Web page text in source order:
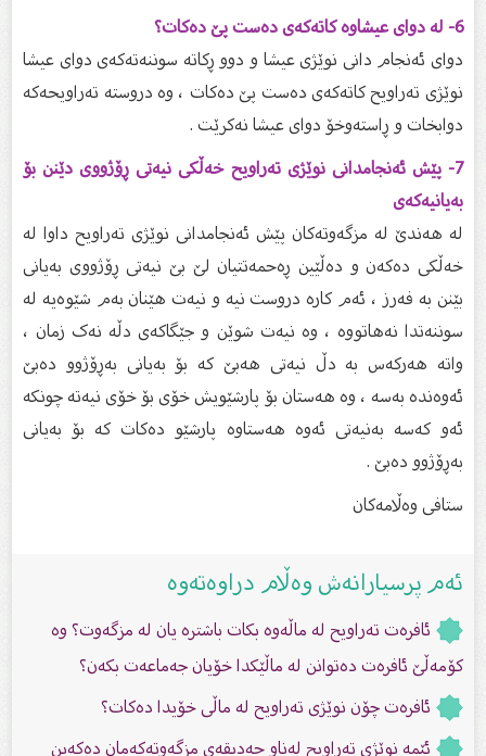
دواى ئەنجام دانى نوێژى عیشا و دوو ڕکاتە سوننەتەکەى دواى عیشا
نوێژى تەراویح کاتەکەى دەست پێ دەکات ، وە دروستە تەراویحەکە
دوابخات و ڕاستەوخۆ دواى عیشا نەکرێت .
7- پێش ئەنجامدانى نوێژى تەراویح خەڵکى نیەتى ڕۆژووى دێنن بۆ
بەیانیەکەى
لە هەندێ لە مزگەوتەکان پێش ئەنجامدانى نوێژى تەراویح داوا لە
خەڵکى دەکەن و دەڵێین ڕەحمەتتیان لێ بێ نیەتى ڕۆژووى بەیانى
بێنن بە فەرز ، ئەم کارە دروست نیە و نیەت هێنان بەم شێوەیە لە
سوننەتدا نەهاتووە ، وە نیەت شوێن و جێگاکەى دڵە نەک زمان ،
واتە هەرکەس بە دڵ نیەتى هەبێ کە بۆ بەیانى بەڕۆژوو دەبێ
ئەوەندە بەسە ، وە هەستان بۆ پارشێویش خۆى بۆ خۆى نیەتە چونکە
ئەو کەسە بەنیەتى ئەوە هەستاوە پارشێو دەکات کە بۆ بەیانى
بەڕۆژوو دەبێ .
ستافی وەڵامەکان
ئەم پرسیارانەش وەڵام دراوەتەوە
ئافرەت تەراویح لە ماڵەوە بکات باشترە یان لە مزگەوت؟ وە
کۆمەڵێ ئافرەت دەتوانن لە ماڵێکدا خۆیان جەماعەت بکەن؟
ئافرەت چۆن نوێژی تەراویح لە ماڵی خۆیدا دەکات؟
ئێمە نوێژى تەراویح لەناو حەدیقەى مزگەوتەكەمان دەكەین